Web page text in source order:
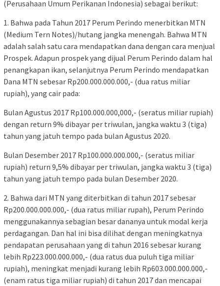
(Perusahaan Umum Perikanan Indonesia) sebagai berikut:
1. Bahwa pada Tahun 2017 Perum Perindo menerbitkan MTN
(Medium Tern Notes)/hutang jangka menengah. Bahwa MTN
adalah salah satu cara mendapatkan dana dengan cara menjual
Prospek. Adapun prospek yang dijual Perum Perindo dalam hal
penangkapan ikan, selanjutnya Perum Perindo mendapatkan
Dana MTN sebesar Rp200.000.000.000,- (dua ratus miliar
rupiah), yang cair pada:
Bulan Agustus 2017 Rp100.000.000,000,- (seratus miliar rupiah)
dengan return 9% dibayar per triwulan, jangka waktu 3 (tiga)
tahun yang jatuh tempo pada bulan Agustus 2020.
Bulan Desember 2017 Rp100.000.000.000,- (seratus miliar
rupiah) return 9,5% dibayar per triwulan, jangka waktu 3 (tiga)
tahun yang jatuh tempo pada bulan Desember 2020.
2. Bahwa dari MTN yang diterbitkan di tahun 2017 sebesar
Rp200.000.000.000,- (dua ratus miliar rupah), Perum Perindo
menggunakannya sebagian besar dananya untuk modal kerja
perdagangan. Dan hal ini bisa dilihat dengan meningkatnya
pendapatan perusahaan yang di tahun 2016 sebesar kurang
lebih Rp223.000.000.000,- (dua ratus dua puluh tiga miliar
rupiah), meningkat menjadi kurang lebih Rp603.000.000.000,-
(enam ratus tiga miliar rupiah) di tahun 2017 dan mencapai